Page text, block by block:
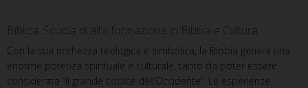
Biblica. Scuola di alta formazione in Bibbia e Cultura
Con la sua ricchezza teologica e simbolica, la Bibbia genera una
enorme potenza spirituale e culturale, tanto da poter essere
considerata “il grande codice dell’Occidente”. Le esperienze